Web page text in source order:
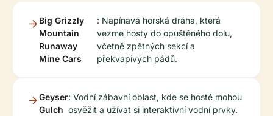
Big Grizzly
Mountain
Runaway
Mine Cars
: Napínavá horská dráha, která
vezme hosty do opuštěného dolu,
včetně zpětných sekcí a
překvapivých pádů.
Geyser
Gulch
: Vodní zábavní oblast, kde se hosté mohou
osvěžit a užívat si interaktivní vodní prvky.